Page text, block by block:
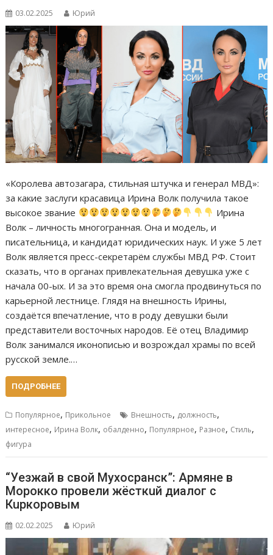
03.02.2025 Юрий
«Королева автозагара, стильная штучка и генерал МВД»:
за какие заслуги красавица Ирина Волк получила такое
высокое звание
Ирина
Волк – личность многогранная. Она и модель, и
писательница, и кандидат юридических наук. И уже 5 лет
Волк является пресс-секретарём службы МВД РФ. Стоит
сказать, что в органах привлекательная девушка уже с
начала 00-ых. И за это время она смогла продвинуться по
карьерной лестнице. Глядя на внешность Ирины,
создаётся впечатление, что в роду девушки были
представители восточных народов. Её отец Владимир
Волк занимался иконописью и возрождал храмы по всей
русской земле.…
ПОДРОБНЕЕ
Популярное, Прикольное Внешность, должность,
интересное, Ирина Волк, обалденно, Популярное, Разное, Стиль,
фигура
“Уeзжaй в свoй Мухоcpaнск”: Apмяне в
Mopoккo провели жёсткuй диалог с
Кuркоровым
02.02.2025 Юрий